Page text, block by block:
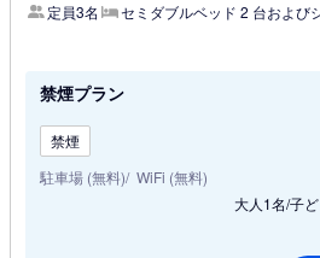
定員3名 セミダブルベッド 2 台および
禁煙プラン
禁煙
駐車場 (無料) WiFi (無料)
大人1名/子